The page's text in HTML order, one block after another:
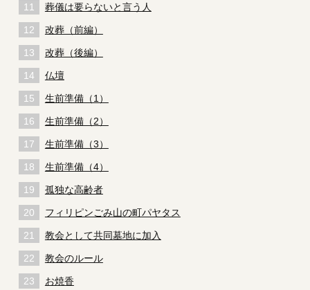
葬儀は要らないと言う人
改葬（前編）
改葬（後編）
仏壇
生前準備（1）
生前準備（2）
生前準備（3）
生前準備（4）
孤独な高齢者
フィリピンごみ山の町パヤタス
教会として共同墓地に加入
教会のルール
お焼香